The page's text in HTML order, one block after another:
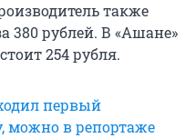
также
380 рублей. В «Ашане»
254 рубля.
первый
можно в репортаже